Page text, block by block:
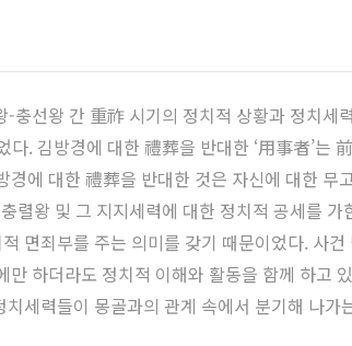
충선왕 간 重祚 시기의 정치적 상황과 정치세
. 김방경에 대한 禮葬을 반대한 ‘用事者’는
에 대한 禮葬을 반대한 것은 자신에 대한 무
왕 및 그 지지세력에 대한 정치적 공세를 가
면죄부를 주는 의미를 갖기 때문이었다. 사건
하더라도 정치적 이해와 활동을 함께 하고
세력들이 몽골과의 관계 속에서 분기해 나가